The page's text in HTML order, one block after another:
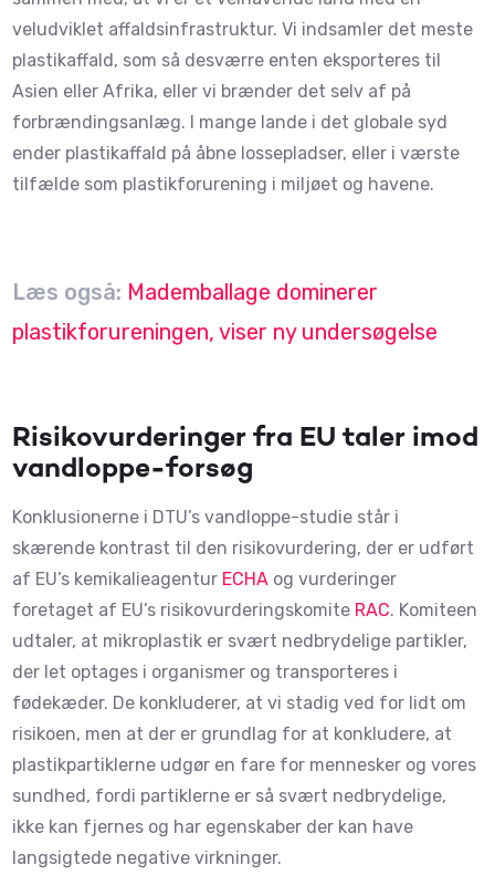
veludviklet affaldsinfrastruktur. Vi indsamler det meste
plastikaffald, som så desværre enten eksporteres til
Asien eller Afrika, eller vi brænder det selv af på
forbrændingsanlæg. I mange lande i det globale syd
ender plastikaffald på åbne lossepladser, eller i værste
tilfælde som plastikforurening i miljøet og havene.
Læs også: Mademballage dominerer
plastikforureningen, viser ny undersøgelse
Risikovurderinger fra EU taler imod
vandloppe-forsøg
Konklusionerne i DTU’s vandloppe-studie står i
skærende kontrast til den risikovurdering, der er udført
af EU’s kemikalieagentur ECHA og vurderinger
foretaget af EU’s risikovurderingskomite RAC. Komiteen
udtaler, at mikroplastik er svært nedbrydelige partikler,
der let optages i organismer og transporteres i
fødekæder. De konkluderer, at vi stadig ved for lidt om
risikoen, men at der er grundlag for at konkludere, at
plastikpartiklerne udgør en fare for mennesker og vores
sundhed, fordi partiklerne er så svært nedbrydelige,
ikke kan fjernes og har egenskaber der kan have
langsigtede negative virkninger.